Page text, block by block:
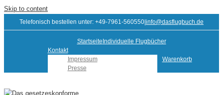
Skip to content
Telefonisch bestellen unter: +49-7961-560550 info@dasflugbuch.de
Startseite Individuelle Flugbücher
Kontakt
Impressum
Presse
Warenkorb